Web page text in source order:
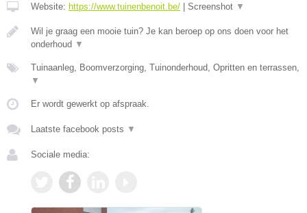
Website: https://www.tuinenbenoit.be/ Screenshot ▼
Wil je graag een mooie tuin? Je kan beroep op ons doen voor het
onderhoud ▼
Tuinaanleg, Boomverzorging, Tuinonderhoud, Opritten en terrassen,
▼
Er wordt gewerkt op afspraak.
Laatste facebook posts ▼
Sociale media: